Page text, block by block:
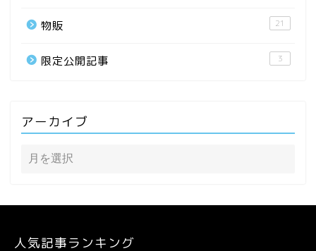
物販 21
限定公開記事 3
アーカイブ
人気記事ランキング